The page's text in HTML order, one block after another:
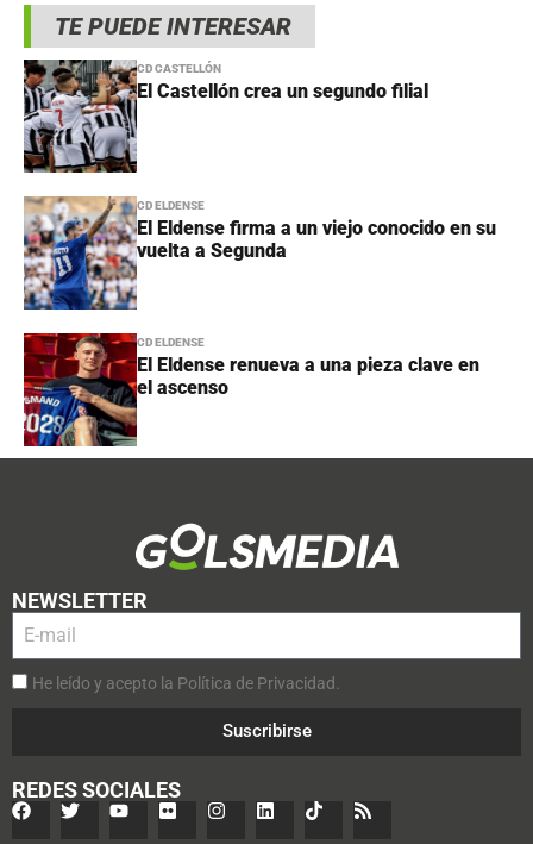
TE PUEDE INTERESAR
CD CASTELLÓN
El Castellón crea un segundo filial
CD ELDENSE
El Eldense firma a un viejo conocido en su
vuelta a Segunda
CD ELDENSE
El Eldense renueva a una pieza clave en
el ascenso
NEWSLETTER
He leído y acepto la Política de Privacidad.
Suscribirse
REDES SOCIALES